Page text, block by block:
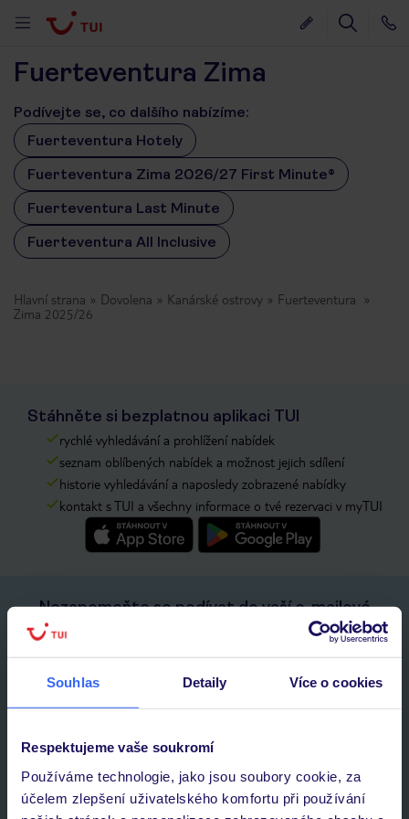
Souhlas Detaily Více o cookies
Respektujeme vaše soukromí
Používáme technologie, jako jsou soubory cookie, za
účelem zlepšení uživatelského komfortu při používání
Fuerteventura Zima
Podívejte se, co dalšího nabízíme:
Fuerteventura Hotely
Fuerteventura Zima 2026/27 First Minute®
Fuerteventura Last Minute
Fuerteventura All Inclusive
Hlavní strana Dovolena Kanárské ostrovy
Fuerteventura
Zima 2025/26
Stáhněte si bezplatnou aplikaci TUI
rychlé vyhledávání a prohlížení nabídek
seznam oblíbených nabídek a možnost jejich sdílení
historie vyhledávání a naposledy zobrazené nabídky
kontakt s TUI a všechny informace o tvé rezervaci v myTUI
Nezapomeňte se podívat do vaší e-mailové
schránky a registraci potvrdit!
Jméno:
Přihlásit se k odběru